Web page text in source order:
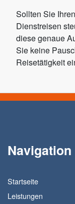
Sollten Sie
Dienstreisen
diese genaue
Sie keine
Reisetätigkeit
Navigation
Startseite
Leistungen